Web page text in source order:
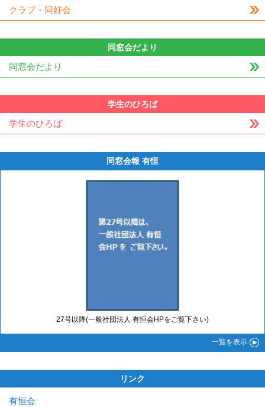
クラブ・同好会
同窓会だより
同窓会だより
学生のひろば
学生のひろば
同窓会報 有恒
27号以降(一般社団法人 有恒会HPをご覧下さい)
一覧を表示
リンク
有恒会